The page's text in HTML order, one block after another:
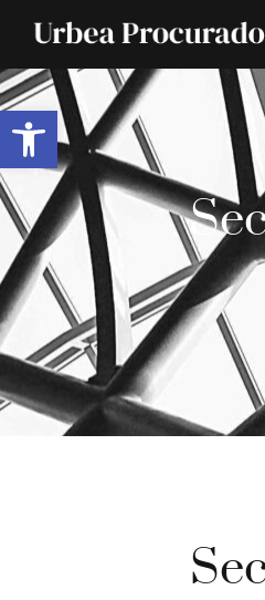
Abrir barra de